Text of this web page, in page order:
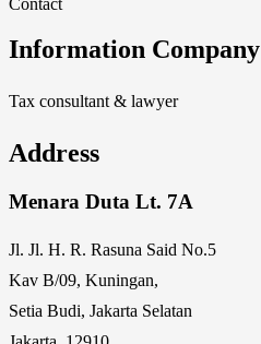
Information Company
Tax consultant & lawyer
Address
Menara Duta Lt. 7A
Jl. Jl. H. R. Rasuna Said No.5
Kav B/09, Kuningan,
Setia Budi, Jakarta Selatan